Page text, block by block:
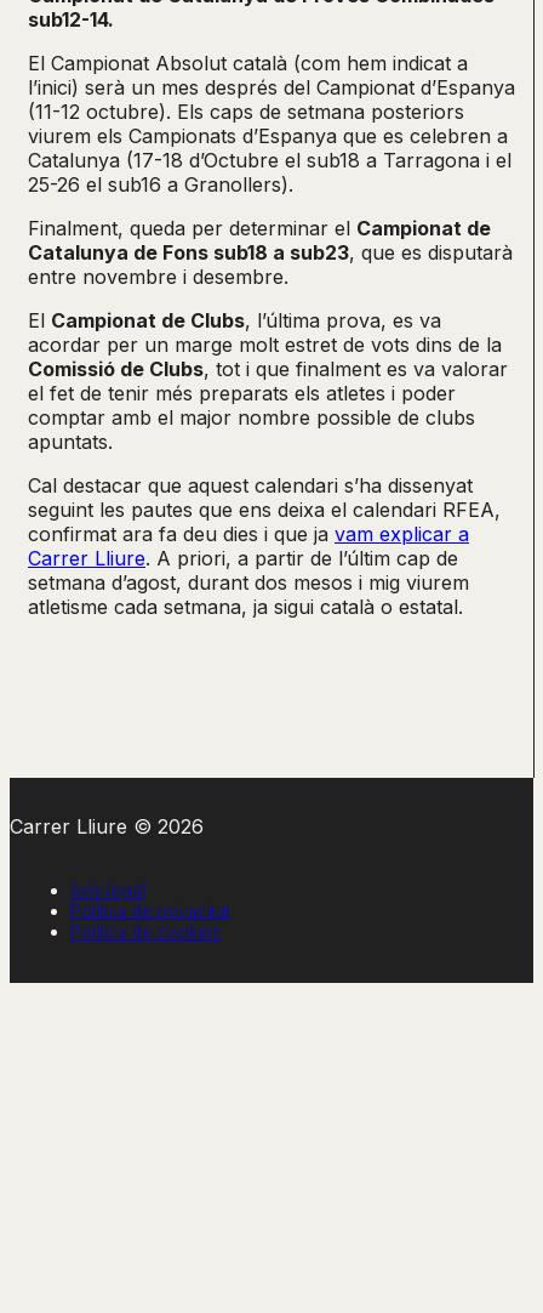
sub12-14.
El Campionat Absolut català (com hem indicat a
l’inici) serà un mes després del Campionat d’Espanya
(11-12 octubre). Els caps de setmana posteriors
viurem els Campionats d’Espanya que es celebren a
Catalunya (17-18 d’Octubre el sub18 a Tarragona i el
25-26 el sub16 a Granollers).
Finalment, queda per determinar el Campionat de
Catalunya de Fons sub18 a sub23, que es disputarà
entre novembre i desembre.
El Campionat de Clubs, l’última prova, es va
acordar per un marge molt estret de vots dins de la
Comissió de Clubs, tot i que finalment es va valorar
el fet de tenir més preparats els atletes i poder
comptar amb el major nombre possible de clubs
apuntats.
Cal destacar que aquest calendari s’ha dissenyat
seguint les pautes que ens deixa el calendari RFEA,
confirmat ara fa deu dies i que ja vam explicar a
Carrer Lliure. A priori, a partir de l’últim cap de
setmana d’agost, durant dos mesos i mig viurem
atletisme cada setmana, ja sigui català o estatal.
Carrer Lliure © 2026
Avís legal
Política de privacitat
Política de cookies